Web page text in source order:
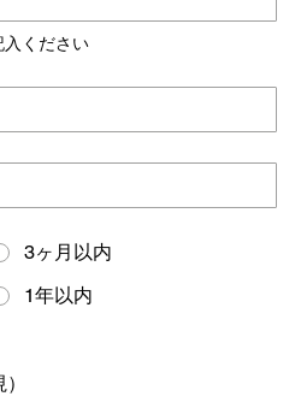
入ください
3ヶ月以内
1年以内